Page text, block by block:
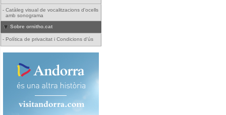
- Catàleg visual de vocalitzacions d'ocells
amb sonograma
Sobre ornitho.cat
- Política de privacitat i Condicions d'ús